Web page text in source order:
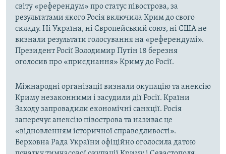
світу «референдум» про статус півострова, за
результатами якого Росія включила Крим до свого
складу. Ні Україна, ні Європейський союз, ні США не
визнали результати голосування на «референдумі».
Президент Росії Володимир Путін 18 березня
оголосив про «приєднання» Криму до Росії.
Міжнародні організації визнали окупацію та анексію
Криму незаконними і засудили дії Росії. Країни
Заходу запровадили економічні санкції. Росія
заперечує анексію півострова та називає це
«відновленням історичної справедливості».
Верховна Рада України офіційно оголосила датою